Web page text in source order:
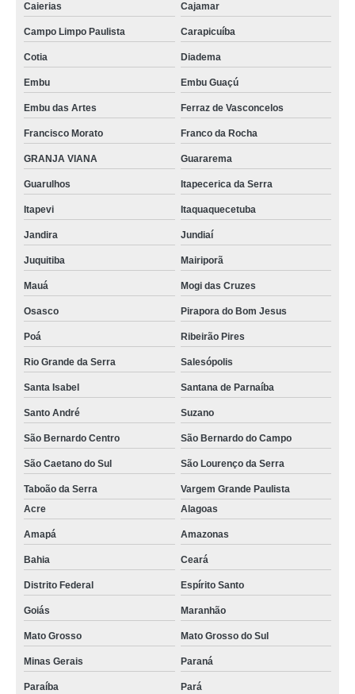
Caierias Cajamar
Campo Limpo Paulista Carapicuíba
Cotia Diadema
Embu Embu Guaçú
Embu das Artes Ferraz de Vasconcelos
Francisco Morato Franco da Rocha
GRANJA VIANA Guararema
Guarulhos Itapecerica da Serra
Itapevi Itaquaquecetuba
Jandira Jundiaí
Juquitiba Mairiporã
Mauá Mogi das Cruzes
Osasco Pirapora do Bom Jesus
Poá Ribeirão Pires
Rio Grande da Serra Salesópolis
Santa Isabel Santana de Parnaíba
Santo André Suzano
São Bernardo Centro São Bernardo do Campo
São Caetano do Sul São Lourenço da Serra
Taboão da Serra
Vargem Grande Paulista
Acre
Alagoas
Amapá Amazonas
Bahia Ceará
Distrito Federal Espírito Santo
Goiás Maranhão
Mato Grosso Mato Grosso do Sul
Minas Gerais Paraná
Paraíba Pará